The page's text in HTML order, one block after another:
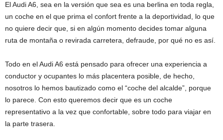
El Audi A6, sea en la versión que sea es una berlina en toda regla,
un coche en el que prima el confort frente a la deportividad, lo que
no quiere decir que, si en algún momento decides tomar alguna
ruta de montaña o revirada carretera, defraude, por qué no es así.
Todo en el Audi A6 está pensado para ofrecer una experiencia a
conductor y ocupantes lo más placentera posible, de hecho,
nosotros lo hemos bautizado como el “coche del alcalde”, porque
lo parece. Con esto queremos decir que es un coche
representativo a la vez que confortable, sobre todo para viajar en
la parte trasera.